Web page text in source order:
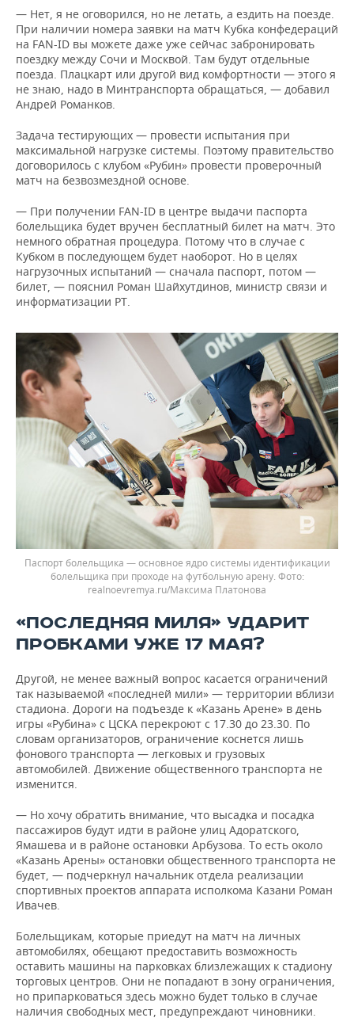
— Нет, я не оговорился, но не летать, а ездить на поезде.
При наличии номера заявки на матч Кубка конфедераций
на FAN-ID вы можете даже уже сейчас забронировать
поездку между Сочи и Москвой. Там будут отдельные
поезда. Плацкарт или другой вид комфортности — этого я
не знаю, надо в Минтранспорта обращаться, — добавил
Андрей Романков.
Задача тестирующих — провести испытания при
максимальной нагрузке системы. Поэтому правительство
договорилось с клубом «Рубин» провести проверочный
матч на безвозмездной основе.
— При получении FAN-ID в центре выдачи паспорта
болельщика будет вручен бесплатный билет на матч. Это
немного обратная процедура. Потому что в случае с
Кубком в последующем будет наоборот. Но в целях
нагрузочных испытаний — сначала паспорт, потом —
билет, — пояснил Роман Шайхутдинов, министр связи и
информатизации РТ.
Паспорт болельщика — основное ядро системы идентификации
болельщика при проходе на футбольную арену.
realnoevremya.ru/Максима Платонова
«ПОСЛЕДНЯЯ МИЛЯ» УДАРИТ
ПРОБКАМИ УЖЕ 17 МАЯ?
Другой, не менее важный вопрос касается ограничений
так называемой «последней мили» — территории вблизи
стадиона. Дороги на подъезде к «Казань Арене» в день
игры «Рубина» с ЦСКА перекроют с 17.30 до 23.30. По
словам организаторов, ограничение коснется лишь
фонового транспорта — легковых и грузовых
автомобилей. Движение общественного транспорта не
изменится.
— Но хочу обратить внимание, что высадка и посадка
пассажиров будут идти в районе улиц Адоратского,
Ямашева и в районе остановки Арбузова. То есть около
«Казань Арены» остановки общественного транспорта не
будет, — подчеркнул начальник отдела реализации
спортивных проектов аппарата исполкома Казани Роман
Ивачев.
Болельщикам, которые приедут на матч на личных
автомобилях, обещают предоставить возможность
оставить машины на парковках близлежащих к стадиону
торговых центров. Они не попадают в зону ограничения,
но припарковаться здесь можно будет только в случае
наличия свободных мест, предупреждают чиновники.